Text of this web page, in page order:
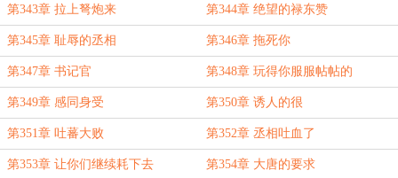
第343章 拉上弩炮来 第344章 绝望的禄东赞
第345章 耻辱的丞相 第346章 拖死你
第347章 书记官 第348章 玩得你服服帖帖的
第349章 感同身受 第350章 诱人的很
第351章 吐蕃大败 第352章 丞相吐血了
第353章 让你们继续耗下去 第354章 大唐的要求